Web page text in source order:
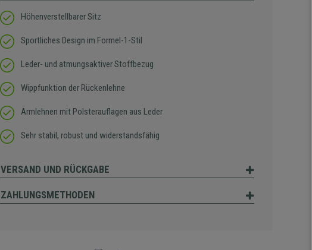
Höhenverstellbarer Sitz
Sportliches Design im Formel-1-Stil
Leder- und atmungsaktiver Stoffbezug
Wippfunktion der Rückenlehne
Armlehnen mit Polsterauflagen aus Leder
Sehr stabil, robust und widerstandsfähig
VERSAND UND RÜCKGABE
ZAHLUNGSMETHODEN